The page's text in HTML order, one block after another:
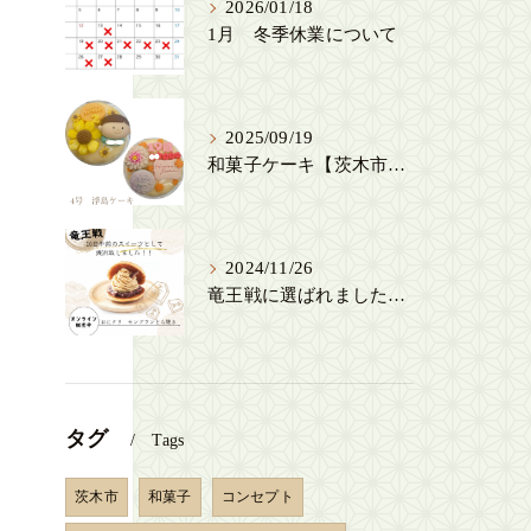
2026/01/18
1月 冬季休業について
2025/09/19
和菓子ケーキ【茨木市・和菓子屋】
2024/11/26
竜王戦に選ばれました！【茨木市・創作和菓子SENSE】
タグ Tags
茨木市 和菓子 コンセプト